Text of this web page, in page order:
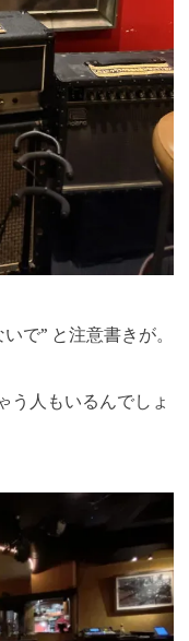
で” と注意書きが。
う人もいるんでしょ